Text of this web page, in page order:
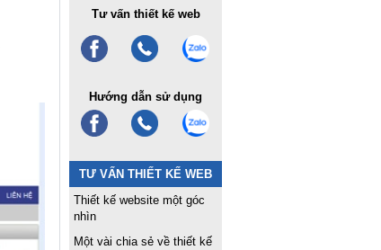
Tư vấn thiết kế web
Hướng dẫn sử dụng
TƯ VẤN THIẾT KẾ WEB
Thiết kế website một góc
nhìn
Một vài chia sẻ về thiết kế